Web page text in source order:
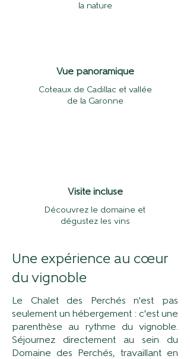
la nature
Vue panoramique
Coteaux de Cadillac et vallée
de la Garonne
Visite incluse
Découvrez le domaine et
dégustez les vins
Une expérience au cœur
du vignoble
Le Chalet des Perchés n'est pas
seulement un hébergement : c'est une
parenthèse au rythme du vignoble.
Séjournez directement au sein du
Domaine des Perchés, travaillant en